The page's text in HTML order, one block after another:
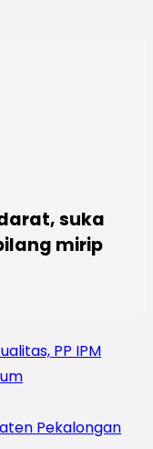
suka
mirip
PP IPM
Pekalongan